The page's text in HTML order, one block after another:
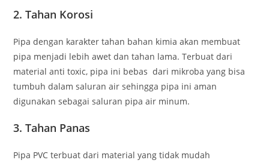
2. Tahan Korosi
Pipa dengan karakter tahan bahan kimia akan membuat
pipa menjadi lebih awet dan tahan lama. Terbuat dari
material anti toxic, pipa ini bebas dari mikroba yang bisa
tumbuh dalam saluran air sehingga pipa ini aman
digunakan sebagai saluran pipa air minum.
3. Tahan Panas
Pipa PVC terbuat dari material yang tidak mudah